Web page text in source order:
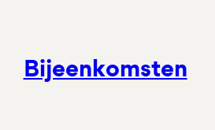
Bijeenkomsten